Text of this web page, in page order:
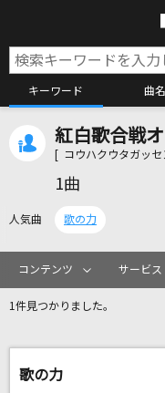
キーワード 曲名
カ
紅白歌合戦
[ コウハクウタガッ
1曲
人気曲 歌の力
コンテンツ サービス
1件見つかりました。
歌の力